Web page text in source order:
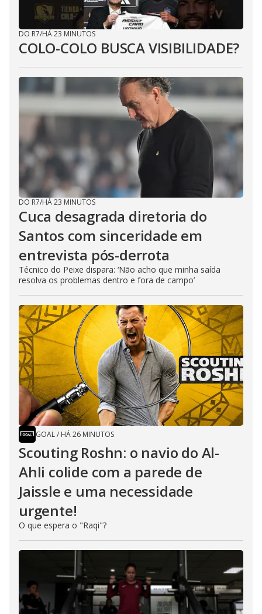
DO R7/HÁ 23 MINUTOS
COLO-COLO BUSCA VISIBILIDADE?
DO R7/HÁ 23 MINUTOS
Cuca desagrada diretoria do
Santos com sinceridade em
entrevista pós-derrota
Técnico do Peixe dispara: ‘Não acho que minha saída
resolva os problemas dentro e fora de campo’
GOAL/ HÁ 26 MINUTOS
Scouting Roshn: o navio do Al-
Ahli colide com a parede de
Jaissle e uma necessidade
urgente!
O que espera o "Raqi"?